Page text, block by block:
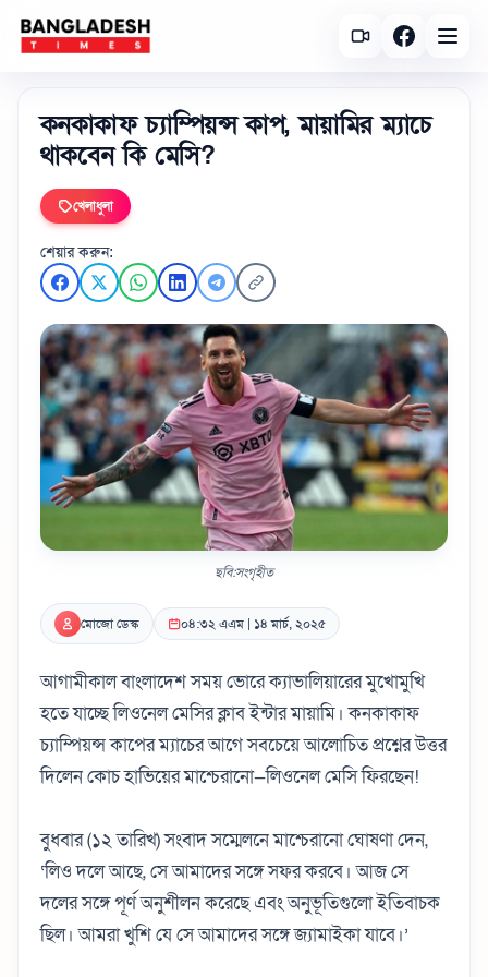
কনকাকাফ চ্যাম্পিয়ন্স কাপ, মায়ামির ম্যাচে
থাকবেন কি মেসি?
খেলাধুলা
শেয়ার করুন:
ছবি:সংগৃহীত
মোজো ডেস্ক ০৪:৩২ এএম | ১৪ মার্চ, ২০২৫
আগামীকাল বাংলাদেশ সময় ভোরে ক্যাভালিয়ারের মুখোমুখি
হতে যাচ্ছে লিওনেল মেসির ক্লাব ইন্টার মায়ামি। কনকাকাফ
চ্যাম্পিয়ন্স কাপের ম্যাচের আগে সবচেয়ে আলোচিত প্রশ্নের উত্তর
দিলেন কোচ হাভিয়ের মাশ্চেরানো—লিওনেল মেসি ফিরছেন!
বুধবার (১২ তারিখ) সংবাদ সম্মেলনে মাশ্চেরানো ঘোষণা দেন,
‘লিও দলে আছে, সে আমাদের সঙ্গে সফর করবে। আজ সে
দলের সঙ্গে পূর্ণ অনুশীলন করেছে এবং অনুভূতিগুলো ইতিবাচক
ছিল। আমরা খুশি যে সে আমাদের সঙ্গে জ্যামাইকা যাবে।’